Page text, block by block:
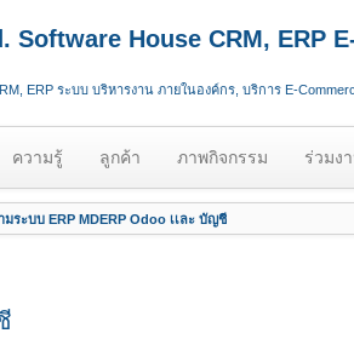
Software House CRM, ERP
ERP ระบบ บริหารงาน ภายในองค์กร, บริการ E-
ความรู้ ลูกค้า ภาพกิจกรรม ร่วมง
ระบบ ERP MDERP Odoo เเละ บัญชี